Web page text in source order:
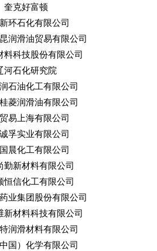
奎克好富顿
环石化有限公司
润滑油贸易有限公司
料科技股份有限公司
河石化研究院
石油化工有限公司
菱润滑油有限公司
易上海有限公司
孚实业有限公司
晨化工有限公司
勤新材料有限公司
恒信化工有限公司
业集团股份有限公司
新材料科技有限公司
润滑材料有限公司
国）化学有限公司